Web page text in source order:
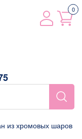
0
из хромовых шаров